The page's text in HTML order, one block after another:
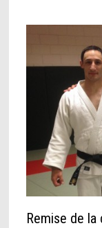
Remise de la